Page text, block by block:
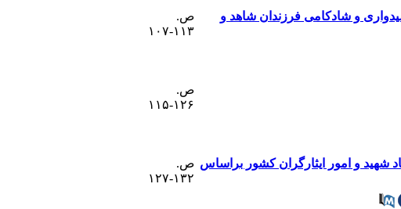
و شادکامی فرزندان شاهد و
ص.
۱۱۳-۱۰۷
ص.
۱۲۶-۱۱۵
شهید و امور ایثارگران کشور براساس ص.
۱۳۲-۱۲۷